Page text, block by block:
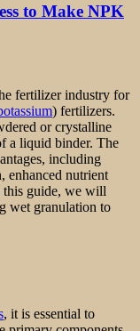
to Make NPK
fertilizer industry for
) fertilizers.
or crystalline
a liquid binder. The
including
enhanced nutrient
this guide, we will
wet granulation to
, it is essential to